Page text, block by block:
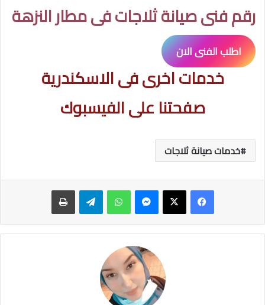
رقم فنى صيانة ثلاجات فى مطار النزهة
اطلب الفنى الان
خدمات اخرى فى الاسكندرية
صفحتنا على الفيسبوك
خدمات صيانة ثلاجات
ماسنجر واتساب تيلقرام طباعة